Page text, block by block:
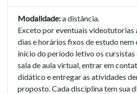
Modalidade:a distância.
Exceto por eventuais videotutorias
dias e horários fixos de estudo nem
início do período letivo os cursistas
sala de aula virtual, entrar em
didático e entregar as atividades
proposto. Cada disciplina tem sua